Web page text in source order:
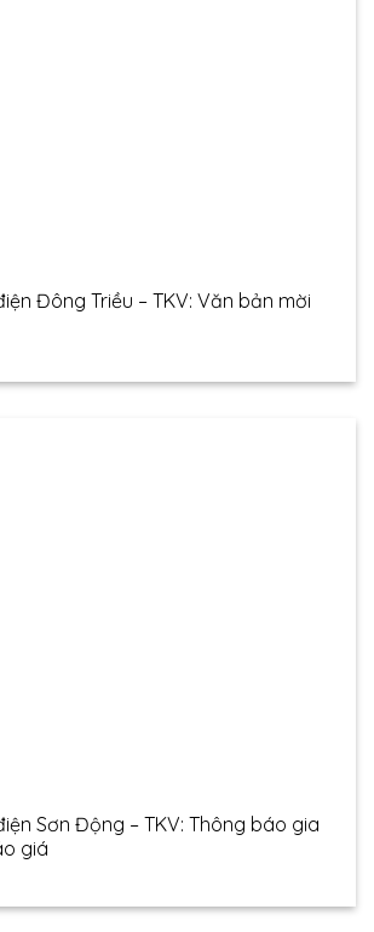
Đông Triều – TKV: Văn bản mời
Sơn Động – TKV: Thông báo gia
giá